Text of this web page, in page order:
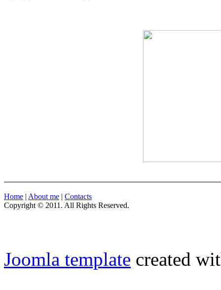
Home | About me | Contacts
Copyright © 2011. All Rights Reserved.
Joomla template created